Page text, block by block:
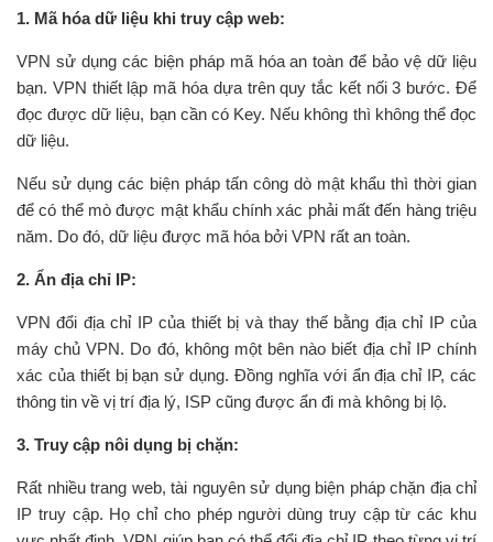
1. Mã hóa dữ liệu khi truy cập web:
VPN sử dụng các biện pháp mã hóa an toàn để bảo vệ dữ liệu
bạn. VPN thiết lập mã hóa dựa trên quy tắc kết nối 3 bước. Để
đọc được dữ liệu, bạn cần có Key. Nếu không thì không thể đọc
dữ liệu.
Nếu sử dụng các biện pháp tấn công dò mật khẩu thì thời gian
để có thể mò được mật khẩu chính xác phải mất đến hàng triệu
năm. Do đó, dữ liệu được mã hóa bởi VPN rất an toàn.
2. Ẩn địa chỉ IP:
VPN đổi địa chỉ IP của thiết bị và thay thế bằng địa chỉ IP của
máy chủ VPN. Do đó, không một bên nào biết địa chỉ IP chính
xác của thiết bị bạn sử dụng. Đồng nghĩa với ẩn địa chỉ IP, các
thông tin về vị trí địa lý, ISP cũng được ẩn đi mà không bị lộ.
3. Truy cập nôi dụng bị chặn:
Rất nhiều trang web, tài nguyên sử dụng biện pháp chặn địa chỉ
IP truy cập. Họ chỉ cho phép người dùng truy cập từ các khu